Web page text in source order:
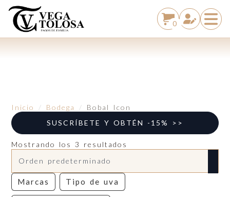
0
Inicio Bodega
Bobal Icon
SUSCRÍBETE Y OBTÉN -15% >>
Mostrando los 3 resultados
Marcas Tipo de uva